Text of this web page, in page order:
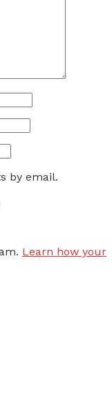
by email.
Learn how your